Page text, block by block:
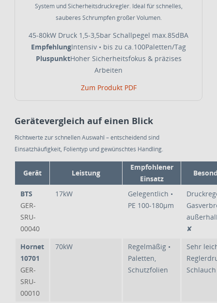
System und Sicherheitsdruckregler. Ideal für schnelles,
sauberes Schrumpfen großer Volumen.
45-80kW Druck 1,5-3,5bar Schallpegel max.85dBA
EmpfehlungIntensiv • bis zu ca.100Paletten/Tag
PluspunktHoher Sicherheitsfokus & präzises
Arbeiten
Zum Produkt PDF
Gerätevergleich auf einen Blick
Richtwerte zur schnellen Auswahl – entscheidend sind
Einsatzhäufigkeit, Folientyp und gewünschtes Handling.
Gerät Leistung
Empfohlener
Einsatz
BTS
GER-
SRU-
00040
17kW
Gelegentlich •
PE 100-180µm
✘
Hornet
10701
GER-
SRU-
00010
70kW
Regelmäßig •
Paletten,
Schutzfolien
Sehr